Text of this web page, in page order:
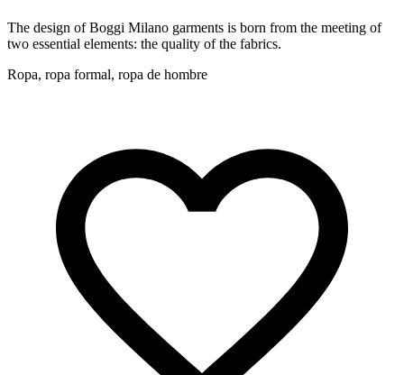
The design of Boggi Milano garments is born from the meeting of
two essential elements: the quality of the fabrics.
Ropa, ropa formal, ropa de hombre